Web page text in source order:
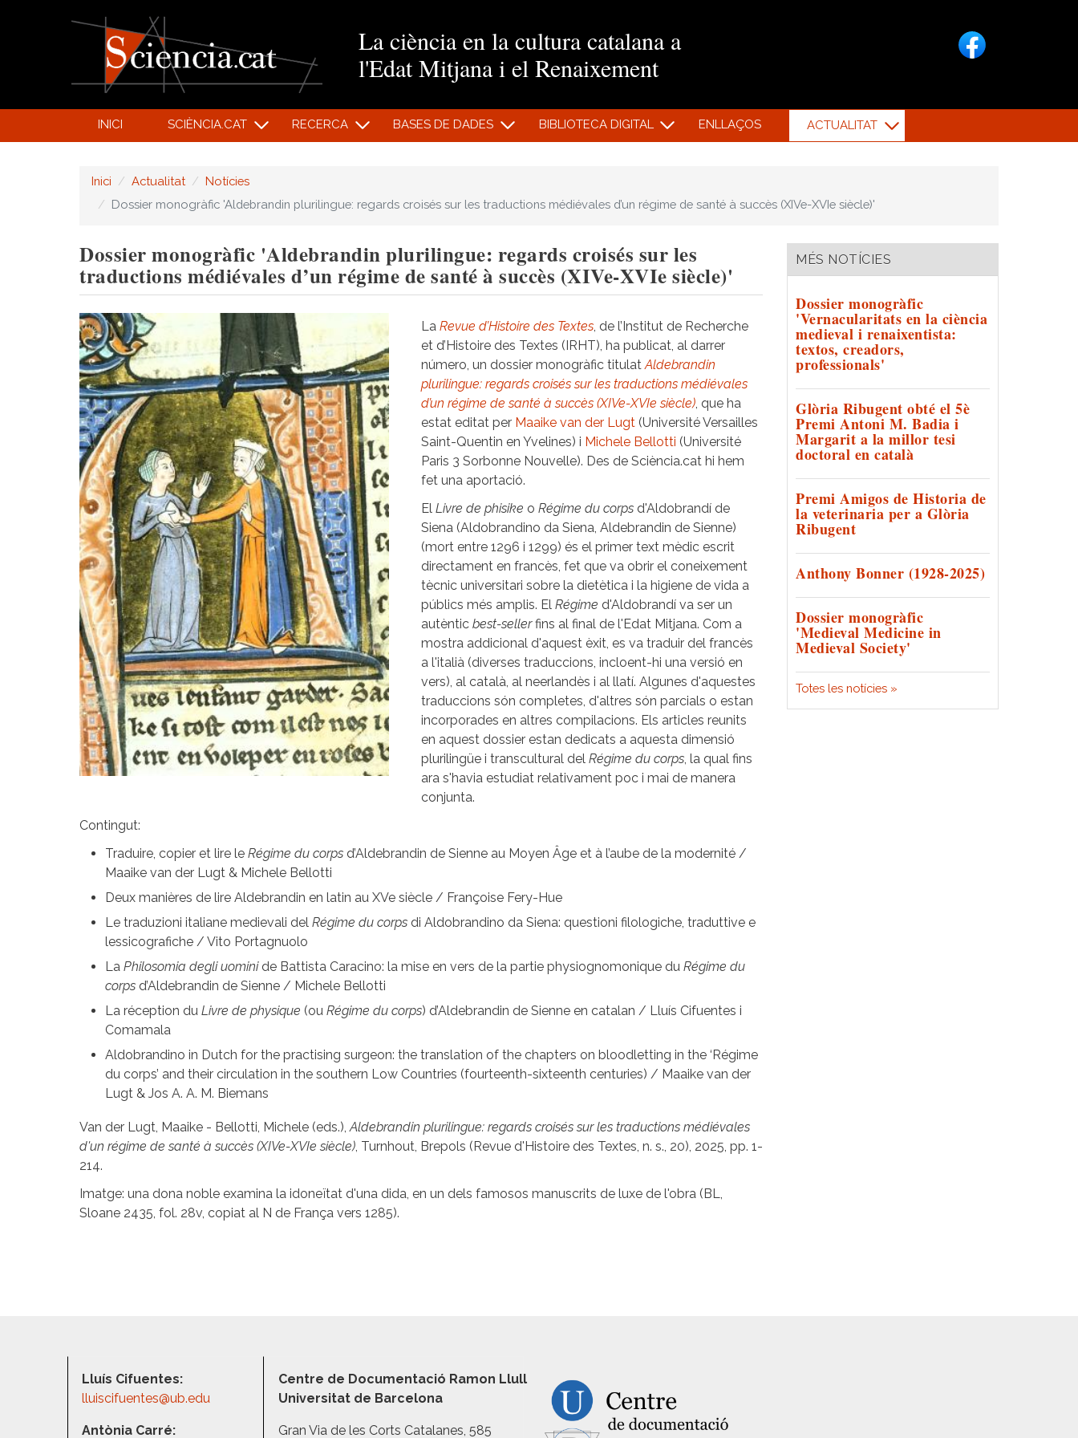
La ciència en la cultura catalana a
l'Edat Mitjana i el Renaixement
INICI SCIÈNCIA.CAT RECERCA BASES DE DADES BIBLIOTECA DIGITAL ENLLAÇOS ACTUALITAT
Inici Actualitat
Notícies
Dossier monogràfic 'Aldebrandin plurilingue: regards croisés sur les traductions médiévales d’un régime de santé à succès (XIVe-XVIe siècle)'
Dossier monogràfic 'Aldebrandin plurilingue: regards croisés sur les
traductions médiévales d’un régime de santé à succès (XIVe-XVIe siècle)'
Image La Revue d’Histoire des Textes, de l’Institut de Recherche
et d’Histoire des Textes (IRHT), ha publicat, al darrer
número, un dossier monogràfic titulatAldebrandin
plurilingue: regards croisés sur les traductions médiévales
d’un régime de santé à succès (XIVe-XVIe siècle), que ha
estat editat per Maaike van der Lugt (Université Versailles
Saint-Quentin en Yvelines) i Michele Bellotti (Université
Paris 3 Sorbonne Nouvelle). Des de Sciència.cat hi hem
fet una aportació.
El Livre de phisike o Régime du corps d'Aldobrandí de
Siena (Aldobrandino da Siena, Aldebrandin de Sienne)
(mort entre 1296 i 1299) és el primer text mèdic escrit
directament en francès, fet que va obrir el coneixement
tècnic universitari sobre la dietètica i la higiene de vida a
públics més amplis. El Régime d'Aldobrandí va ser un
autèntic best-sellerfins al final de l'Edat Mitjana. Com a
mostra addicional d'aquest èxit, es va traduir del francès
a l'italià (diverses traduccions, incloent-hi una versió en
vers), al català, al neerlandès i al llatí. Algunes d'aquestes
traduccions són completes, d'altres són parcials o estan
incorporades en altres compilacions. Els articles reunits
en aquest dossier estan dedicats a aquesta dimensió
plurilingüe i transcultural del Régime du corps, la qual fins
ara s'havia estudiat relativament poc i mai de manera
conjunta.
Contingut:
Traduire, copier et lire le Régime du corps d’Aldebrandin de Sienne au Moyen Âge et à l’aube de la modernité /
Maaike van der Lugt & Michele Bellotti
Deux manières de lire Aldebrandin en latin au XVe siècle / Françoise Fery-Hue
Le traduzioni italiane medievali del Régime du corps di Aldobrandino da Siena: questioni filologiche, traduttive e
lessicografiche / Vito Portagnuolo
La Philosomia degli uominide Battista Caracino: la mise en vers de la partie physiognomonique du Régime du
corps d’Aldebrandin de Sienne / Michele Bellotti
La réception du Livre de physique (ou Régime du corps) d’Aldebrandin de Sienne en catalan / Lluís Cifuentes i
Comamala
Aldobrandino in Dutch for the practising surgeon: the translation of the chapters on bloodletting in the ‘Régime
du corps’ and their circulation in the southern Low Countries (fourteenth-sixteenth centuries) / Maaike van der
Lugt & Jos A. A. M. Biemans
Van der Lugt, Maaike - Bellotti, Michele (eds.),Aldebrandin plurilingue: regards croisés sur les traductions médiévales
d'un régime de santé à succès (XIVe-XVIe siècle), Turnhout, Brepols (Revue d'Histoire des Textes, n. s., 20), 2025, pp. 1-
214.
Imatge: una dona noble examina la idoneïtat d'una dida, en un dels famosos manuscrits de luxe de l'obra (BL,
Sloane 2435, fol. 28v, copiat al N de França vers 1285).
MÉS NOTÍCIES
Dossier monogràfic
'Vernacularitats en la ciència
medieval i renaixentista:
textos, creadors,
professionals'
Glòria Ribugent obté el 5è
Premi Antoni M. Badia i
Margarit a la millor tesi
doctoral en català
Premi Amigos de Historia de
la veterinaria per a Glòria
Ribugent
Anthony Bonner (1928-2025)
Dossier monogràfic
'Medieval Medicine in
Medieval Society'
Totes les notícies »
Lluís Cifuentes:
lluiscifuentes@ub.edu
Antònia Carré:
Centre de Documentació Ramon Llull
Universitat de Barcelona
Gran Via de les Corts Catalanes, 585